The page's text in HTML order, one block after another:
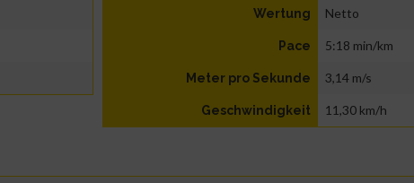
Wertung Netto
Pace 5:18 min/km
Meter pro Sekunde 3,14 m/s
Geschwindigkeit 11,30 km/h